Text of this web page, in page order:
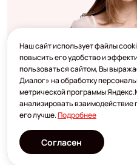
Разработано
Наш сайт использует файлы
повысить его удобство и
пользоваться сайтом, Вы
Диалог» на обработку
метрической программы
анализировать взаимодействие
его лучше.Подробнее
Согласен